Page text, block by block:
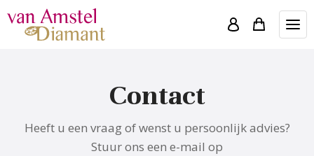
Contact
Heeft u een vraag of wenst u persoonlijk advies?
Stuur ons een e-mail op